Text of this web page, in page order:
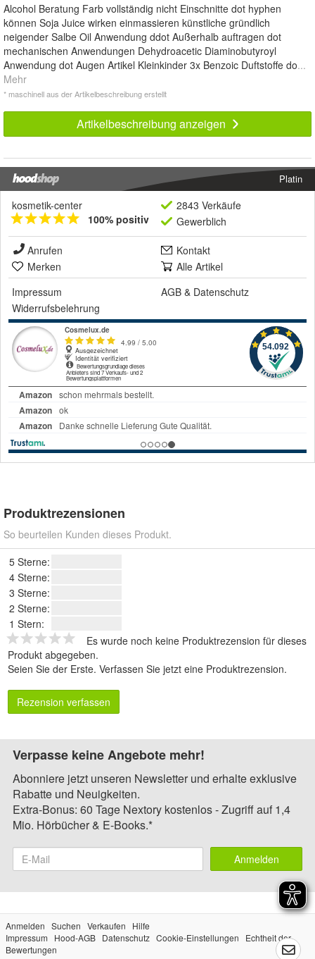
Alcohol Beratung Farb vollständig nicht Einschnitte dot hyphen
können Soja Juice wirken einmassieren künstliche gründlich
neigender Salbe Oil Anwendung ddot Außerhalb auftragen dot
mechanischen Anwendungen Dehydroacetic Diaminobutyroyl
Anwendung dot Augen Artikel Kleinkinder 3x Benzoic Duftstoffe do...
Mehr
* maschinell aus der Artikelbeschreibung erstellt
Artikelbeschreibung anzeigen
Platin
kosmetik-center
100% positiv
2843 Verkäufe
Gewerblich
Anrufen
Kontakt
Merken
Alle Artikel
Impressum
AGB & Datenschutz
Widerrufsbelehrung
Produktrezensionen
So beurteilen Kunden dieses Produkt.
5 Sterne:
4 Sterne:
3 Sterne:
2 Sterne:
1 Stern:
Es wurde noch keine Produktrezension für dieses
Produkt abgegeben.
Seien Sie der Erste. Verfassen Sie jetzt eine Produktrezension.
Rezension verfassen
Verpasse keine Angebote mehr!
Abonniere jetzt unseren Newsletter und erhalte exklusive
Rabatte und Neuigkeiten.
Extra-Bonus: 60 Tage Nextory kostenlos - Zugriff auf 1,4
Mio. Hörbücher & E-Books.*
Anmelden
Anmelden Suchen Verkaufen
Hilfe
Impressum
Hood-AGB Datenschutz Cookie-Einstellungen
Echtheit der
Bewertungen